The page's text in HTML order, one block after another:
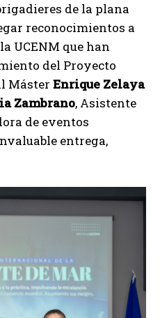
de la plana
reconocimientos a
UCENM que han
del Proyecto
Máster Enrique Zelaya
Zambrano, Asistente
de eventos
entrega,